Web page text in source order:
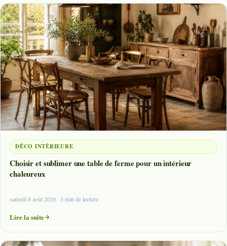
DÉCO INTÉRIEURE
Choisir et sublimer une table de ferme pour un intérieur
chaleureux
samedi 8 août 2026 3 min de lecture
Lire la suite